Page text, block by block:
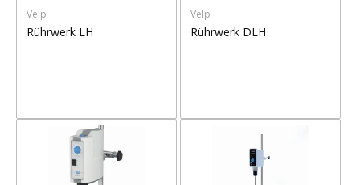
Velp
Rührwerk LH
Velp
Rührwerk DLH